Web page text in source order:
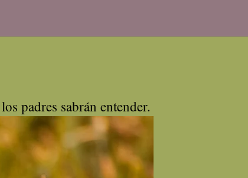
padres sabrán entender.